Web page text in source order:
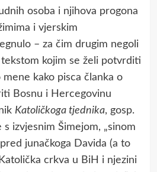
osoba i njihova progona
i vjerskim
– za čim drugim negoli
kojim se želi potvrditi
mene kako pisca članka o
Bosnu i Hercegovinu
Katoličkoga tjednika, gosp.
izvjesnim Šimejom, „sinom
junačkoga Davida (a to
crkva u BiH i njezini